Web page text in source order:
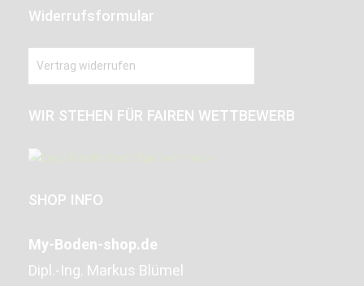
Widerrufsformular
Vertrag widerrufen
WIR STEHEN FÜR FAIREN WETTBEWERB
SHOP INFO
My-Boden-shop.de
Dipl.-Ing. Markus Blümel